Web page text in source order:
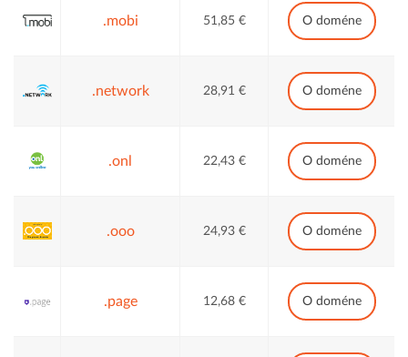
.mobi 51,85 € O doméne
.network 28,91 € O doméne
.onl 22,43 € O doméne
.ooo 24,93 € O doméne
.page 12,68 € O doméne